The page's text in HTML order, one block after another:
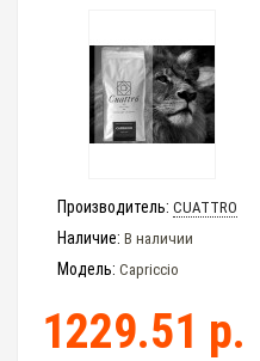
Производитель: CUATTRO
Наличие: В наличии
Модель: Capriccio
1229.51 р.